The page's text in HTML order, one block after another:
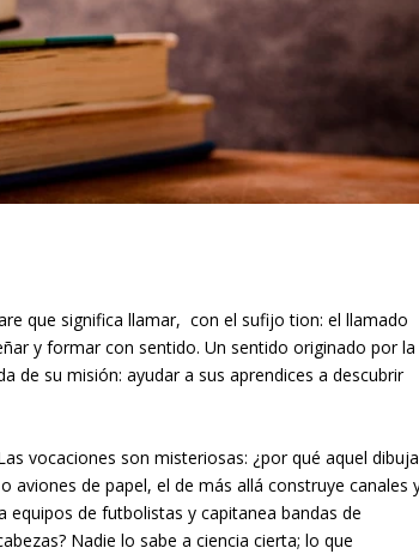
que significa llamar, con el sufijo tion: el llamado
y formar con sentido. Un sentido originado por la
de su misión: ayudar a sus aprendices a descubrir
vocaciones son misteriosas: ¿por qué aquel dibuja
de papel, el de más allá construye canales
de futbolistas y capitanea bandas de
Nadie lo sabe a ciencia cierta; lo que